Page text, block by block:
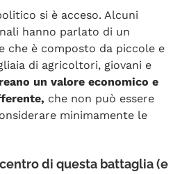
si è acceso. Alcuni
hanno parlato di un
che è composto da piccole e
di agricoltori, giovani e
un valore economico e
che non può essere
minimamente le
di questa battaglia (e